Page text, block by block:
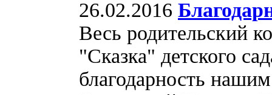
26.02.2016
Весь родительский
"Сказка" детского
благодарность